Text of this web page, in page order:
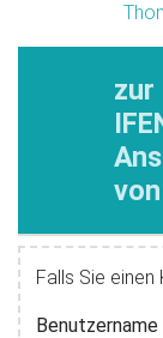
zur
Falls Sie
Benutzername